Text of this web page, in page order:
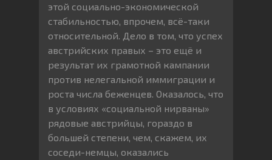
этой социально-экономической
стабильностью, впрочем, всё-таки
относительной. Дело в том, что успех
австрийских правых – это ещё и
результат их грамотной кампании
против нелегальной иммиграции и
роста числа беженцев. Оказалось, что
в условиях «социальной нирваны»
рядовые австрийцы, гораздо в
большей степени, чем, скажем, их
соседи-немцы, оказались